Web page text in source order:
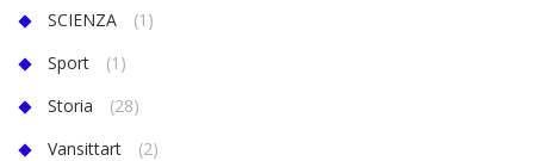
SCIENZA
(1)
Sport
(1)
Storia
(28)
Vansittart
(2)